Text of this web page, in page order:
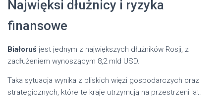
Najwięksi dłużnicy i ryzyka
finansowe
Białoruś jest jednym z największych dłużników Rosji, z
zadłużeniem wynoszącym 8,2 mld USD.
Taka sytuacja wynika z bliskich więzi gospodarczych oraz
strategicznych, które te kraje utrzymują na przestrzeni lat.